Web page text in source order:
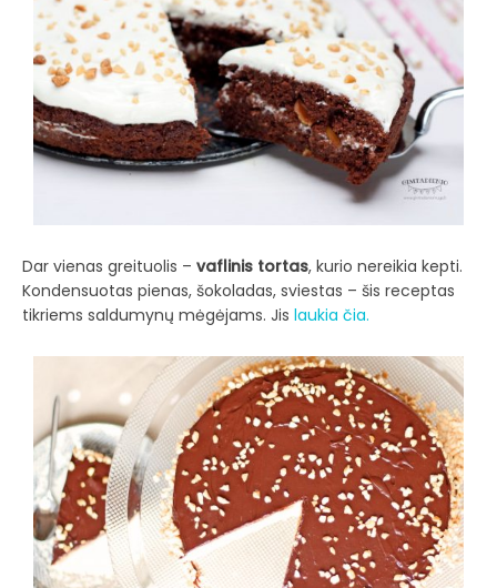
Dar vienas greituolis – vaflinis tortas, kurio nereikia kepti.
Kondensuotas pienas, šokoladas, sviestas – šis receptas
tikriems saldumynų mėgėjams. Jis laukia čia.